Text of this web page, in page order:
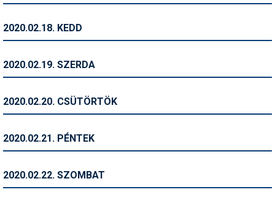
Snowboard
Szakértők
2020.02.18. KEDD
2020.02.19. SZERDA
2020.02.20. CSÜTÖRTÖK
2020.02.21. PÉNTEK
2020.02.22. SZOMBAT